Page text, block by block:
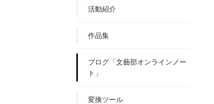
活動紹介
作品集
ブログ「文藝部オンラインノー
ト」
変換ツール